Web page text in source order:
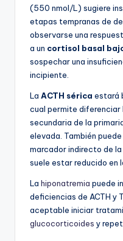
(550 nmol/L) sugiere
etapas tempranas de
observarse una
a un cortisol basal
sospechar una
incipiente.
La ACTH sérica estará
cual permite diferenciar
secundaria de la
elevada. También
marcador indirecto de
suele estar reducido en
La hiponatremia puede
deficiencias de ACTH y
aceptable iniciar
glucocorticoides y